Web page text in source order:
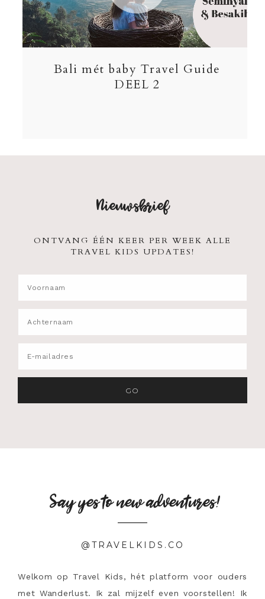
Bali mét baby Travel Guide
DEEL 2
Nieuwsbrief
ONTVANG ÉÉN KEER PER WEEK ALLE
TRAVEL KIDS UPDATES!
Say yes to new adventures!
@TRAVELKIDS.CO
Welkom op Travel Kids, hét platform voor ouders
met Wanderlust. Ik zal mijzelf even voorstellen! Ik